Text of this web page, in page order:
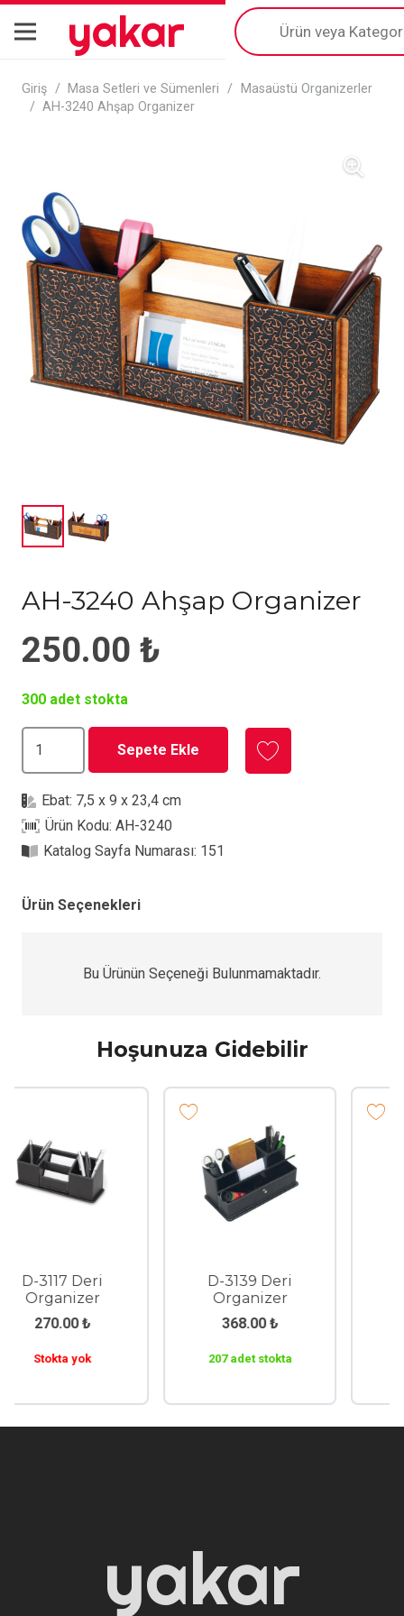
yakar
Products
search
Giriş / Masa Setleri ve Sümenleri /
Masaüstü Organizerler
/ AH-3240 Ahşap Organizer
AH-3240 Ahşap Organizer
250.00 ₺
300 adet stokta
Organizer
adet
Sepete Ekle
Ebat: 7,5 x 9 x 23,4 cm
Ürün Kodu:AH-3240
Katalog Sayfa Numarası: 151
Ürün Seçenekleri
Bu Ürünün Seçeneği Bulunmamaktadır.
Hoşunuza Gidebilir
D-3117 Deri
Organizer
270.00
Stokta yok
D-3139 Deri
Organizer
368.00
207 adet stokta
yakar